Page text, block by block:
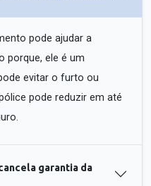
pode ajudar a
porque, ele é um
evitar o furto ou
pode reduzir em até
garantia da